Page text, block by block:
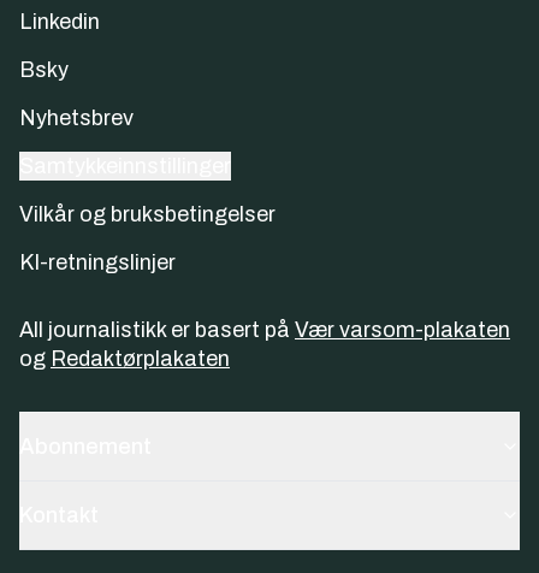
Linkedin
Bsky
Nyhetsbrev
Vilkår og bruksbetingelser
KI-retningslinjer
All journalistikk er basert på Vær varsom-plakaten
og Redaktørplakaten